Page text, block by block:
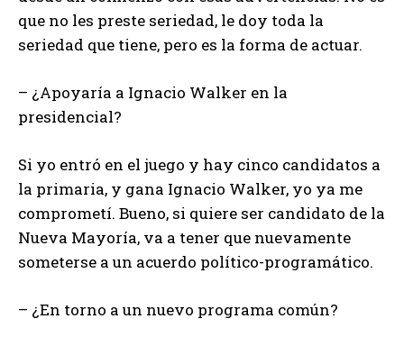
que no les preste seriedad, le doy toda la
seriedad que tiene, pero es la forma de actuar.
– ¿Apoyaría a Ignacio Walker en la
presidencial?
Si yo entró en el juego y hay cinco candidatos a
la primaria, y gana Ignacio Walker, yo ya me
comprometí. Bueno, si quiere ser candidato de la
Nueva Mayoría, va a tener que nuevamente
someterse a un acuerdo político-programático.
– ¿En torno a un nuevo programa común?